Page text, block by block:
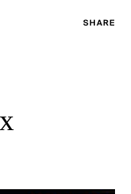
SHARE